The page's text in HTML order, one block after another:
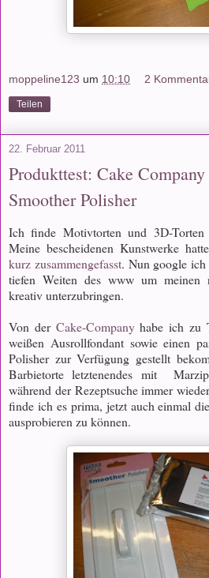
moppeline123 um 10:10 2
Teilen
22. Februar 2011
Produkttest: Cake
Smoother Polisher
Ich finde Motivtorten und 3D-Torten
Meine bescheidenen Kunstwerke
kurz zusammengefasst. Nun google
tiefen Weiten des www um meinen
kreativ unterzubringen.
Von der Cake-Companyhabe ich zu
weißen Ausrollfondant sowie einen
Polisher zur Verfügung gestellt
Barbietorte letztenendes mit
während der Rezeptsuche immer
finde ich es prima, jetzt auch einmal
ausprobieren zu können.